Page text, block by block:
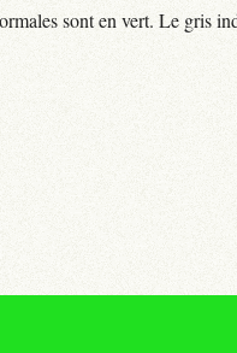
sont en vert. Le gris